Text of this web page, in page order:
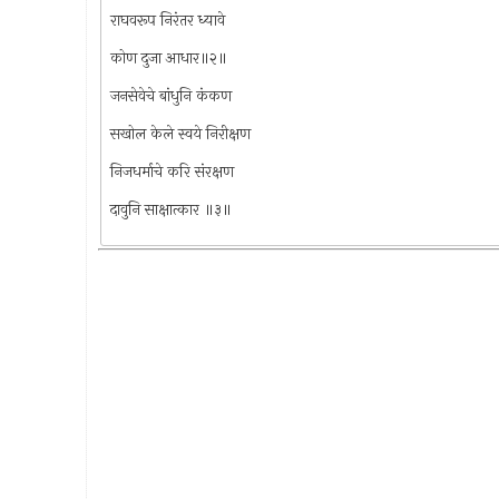
राघवरूप निरंतर ध्यावे
कोण दुजा आधार॥२॥
जनसेवेचे बांधुनि कंकण
सखोल केले स्वये निरीक्षण
निजधर्माचे करि संरक्षण
दावुनि साक्षात्कार ॥३॥